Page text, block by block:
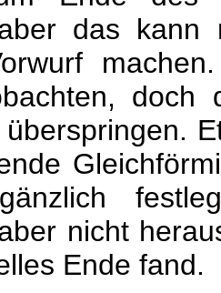
das kann
nicht
Ende fand.